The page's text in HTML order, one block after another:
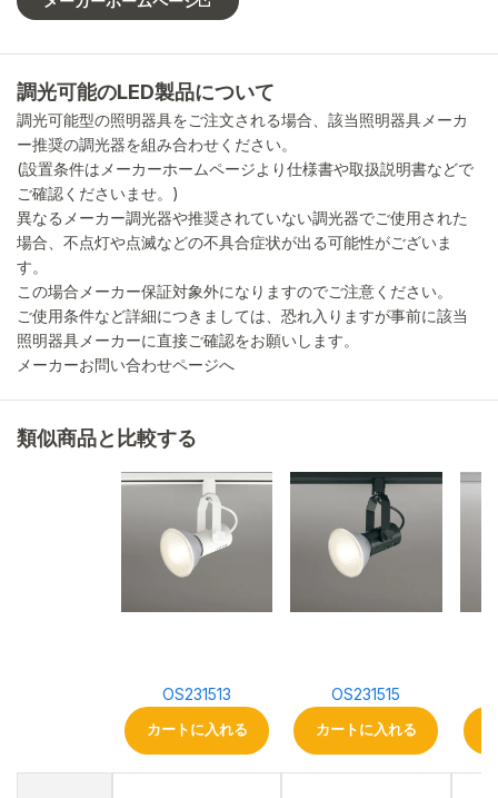
調光可能のLED製品について
調光可能型の照明器具をご注文される場合、該当照明器具メーカ
ー推奨の調光器を組み合わせください。
(設置条件はメーカーホームページより仕様書や取扱説明書などで
ご確認くださいませ。)
異なるメーカー調光器や推奨されていない調光器でご使用された
場合、不点灯や点滅などの不具合症状が出る可能性がございま
す。
この場合メーカー保証対象外になりますのでご注意ください。
ご使用条件など詳細につきましては、恐れ入りますが事前に該当
照明器具メーカーに直接ご確認をお願いします。
メーカーお問い合わせページへ
類似商品と比較する
OS231513
カートに入れる
OS231515
カートに入れる